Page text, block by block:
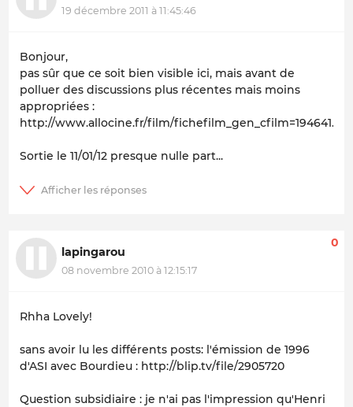
19 décembre 2011 à 11:45:46
Bonjour,
pas sûr que ce soit bien visible ici, mais avant de
polluer des discussions plus récentes mais moins
appropriées :
http://www.allocine.fr/film/
Sortie le 11/01/12 presque nulle part...
lapingarou
08 novembre 2010 à 12:15:17
0
Rhha Lovely!
sans avoir lu les différents posts: l'émission de 1996
d'ASI avec Bourdieu : http://blip.tv/file/2905720
Question subsidiaire : je n'ai pas l'impression qu'Henri